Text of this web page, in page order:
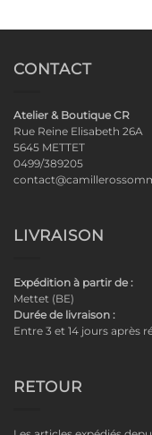
CONTACT
Atelier & Boutique CR
Rue Reine Elisabeth 26A
5645 METTET
0499/389205
LIVRAISON
Expédition à partir de :
Mettet (BE)
Durée de livraison :
Entre 3 et 14 jours après
RETOUR